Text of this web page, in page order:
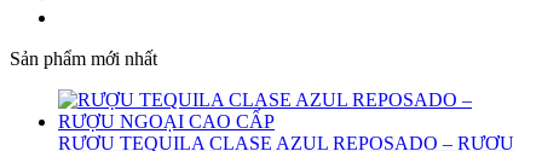
Sản phẩm mới nhất
RƯỢU TEQUILA CLASE AZUL REPOSADO – RƯỢU